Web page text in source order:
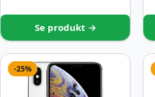
Se produkt →
-25%